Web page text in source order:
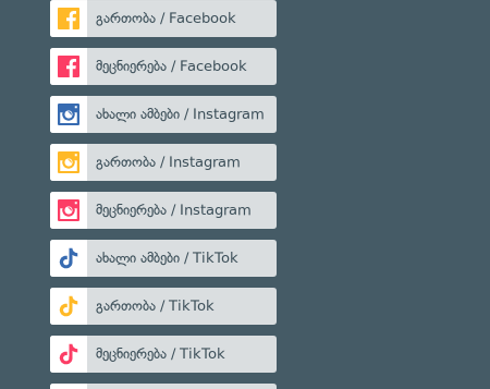
გართობა / Facebook
მეცნიერება / Facebook
ახალი ამბები / Instagram
გართობა / Instagram
მეცნიერება / Instagram
ახალი ამბები / TikTok
გართობა / TikTok
მეცნიერება / TikTok